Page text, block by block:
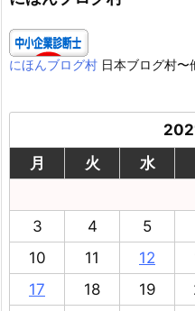
にほんブログ村 日本ブログ村〜
月
火 水
3
4 5
10
11 12
17
18 19